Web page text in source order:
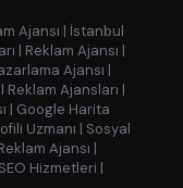
Ajansı | İstanbul
| Reklam Ajansı |
Ajansı |
Reklam Ajansları |
| Google Harita
Uzmanı | Sosyal
Ajansı |
Hizmetleri |